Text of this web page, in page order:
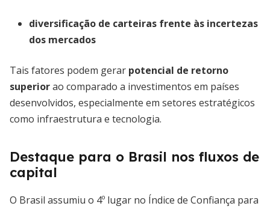
diversificação de carteiras frente às incertezas
dos mercados
Tais fatores podem gerar potencial de retorno
superiorao comparado a investimentos em países
desenvolvidos, especialmente em setores estratégicos
como infraestrutura e tecnologia.
Destaque para o Brasil nos fluxos de
capital
O Brasil assumiu o 4º lugar no Índice de Confiança para